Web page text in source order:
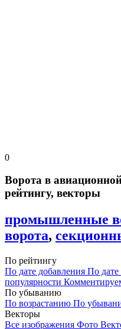
0
Ворота в
рейтингу, векторы
промышленные
ворота,
По рейтингу
По дате добавления По дате
популярности
По убыванию
По возрастанию По
Векторы
Все изображения Фото